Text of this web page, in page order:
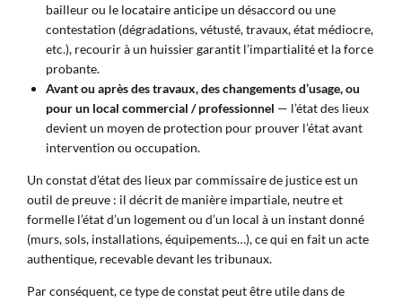
bailleur ou le locataire anticipe un désaccord ou une
contestation (dégradations, vétusté, travaux, état médiocre,
etc.), recourir à un huissier garantit l’impartialité et la force
probante.
Avant ou après des travaux, des changements d’usage, ou
pour un local commercial / professionnel — l’état des lieux
devient un moyen de protection pour prouver l’état avant
intervention ou occupation.
Un constat d’état des lieux par commissaire de justice est un
outil de preuve : il décrit de manière impartiale, neutre et
formelle l’état d’un logement ou d’un local à un instant donné
(murs, sols, installations, équipements…), ce qui en fait un acte
authentique, recevable devant les tribunaux.
Par conséquent, ce type de constat peut être utile dans de